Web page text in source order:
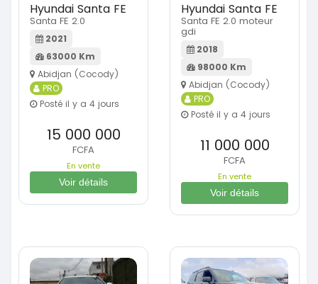
Hyundai Santa FE
Santa FE 2.0
2021
63000 Km
Abidjan (Cocody)
PRO
Posté il y a 4 jours
15 000 000
FCFA
En vente
Voir détails
Hyundai Santa FE
Santa FE 2.0 moteur
gdi
2018
98000 Km
Abidjan (Cocody)
PRO
Posté il y a 4 jours
11 000 000
FCFA
En vente
Voir détails